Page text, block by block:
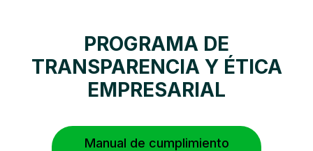
PROGRAMA DE
TRANSPARENCIA Y ÉTICA
EMPRESARIAL
Manual de cumplimiento